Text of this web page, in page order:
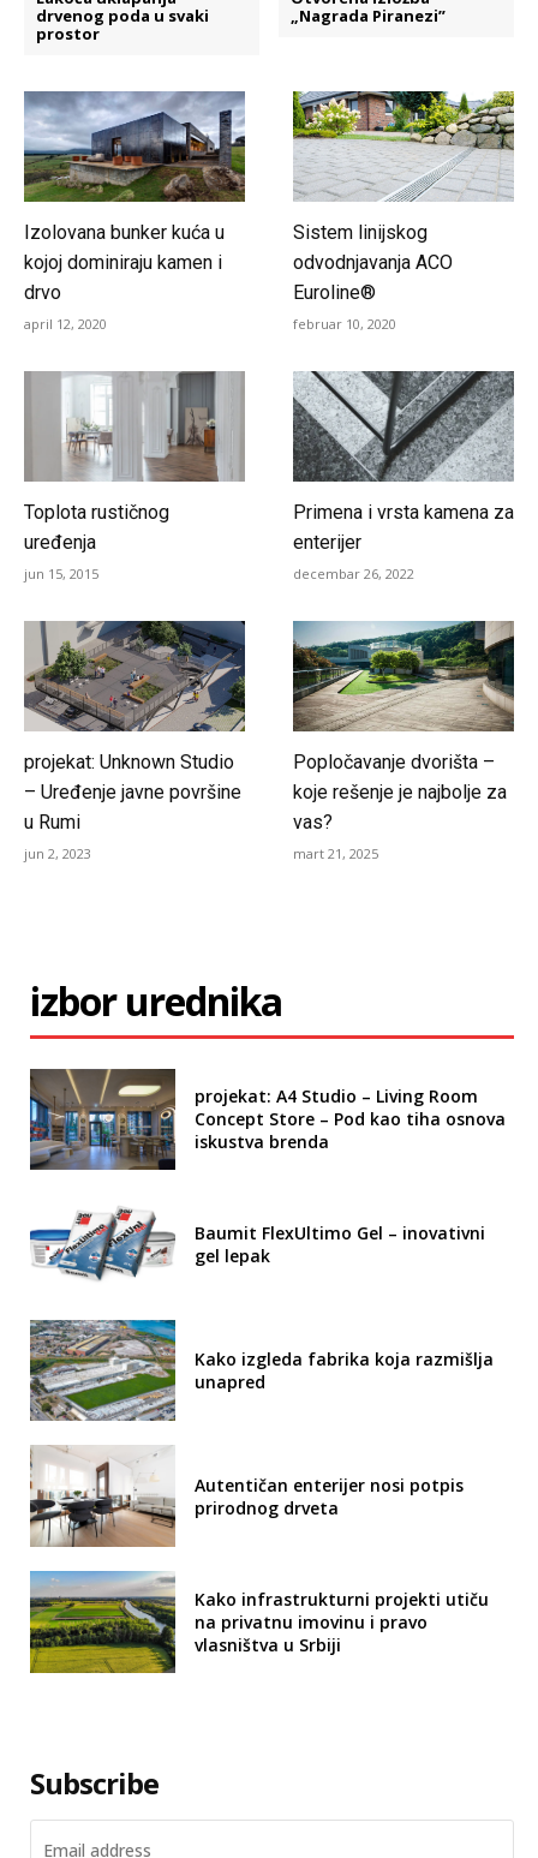
drvenog poda u svaki
prostor
„Nagrada Piranezi”
Izolovana bunker kuća u
kojoj dominiraju kamen i
drvo
april 12, 2020
Sistem linijskog
odvodnjavanja ACO
Euroline®
februar 10, 2020
Toplota rustičnog
uređenja
jun 15, 2015
Primena i vrsta kamena za
enterijer
decembar 26, 2022
projekat: Unknown Studio
– Uređenje javne površine
u Rumi
jun 2, 2023
Popločavanje dvorišta –
koje rešenje je najbolje za
vas?
mart 21, 2025
izbor urednika
projekat: A4 Studio – Living Room
Concept Store – Pod kao tiha osnova
iskustva brenda
Baumit FlexUltimo Gel – inovativni
gel lepak
Kako izgleda fabrika koja razmišlja
unapred
Autentičan enterijer nosi potpis
prirodnog drveta
Kako infrastrukturni projekti utiču
na privatnu imovinu i pravo
vlasništva u Srbiji
Subscribe